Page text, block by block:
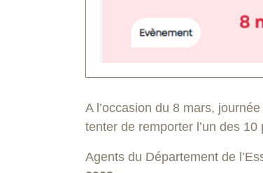
A l’occasion du 8 mars,
tenter de remporter l’un des
Agents du Département de